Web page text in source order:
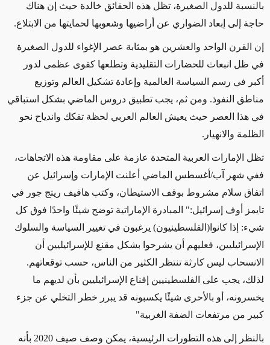
بالنسبة للدول الصغيرة، تظل هذه الحقائق خالدة حيث إن هناك
حاجة إلى إبعاد الضواري عن أراضيها وشعوبها لحمايتها من الابتلاع.
إن القرن الواحد والعشرين هو بمثابة عصر الإغواء للدول الصغيرة
في ظل انبعاث للحضارات التقليدية وتطلعها كقوى عظمى لدور
أكبر في رسم السياسة العالمية وإعادة تشكيل العالم وتوزيع
مناطق النفوذ. ومن ثم، يجب تطبيق دروس الماضي بشكل استباقي
في هذا العصر حيث يعيش العالم العربي لحظة تفكك واندياح نحو
الظلمة والانهيار.
تظل الإمارات العربية المتحدة عازمة على مقاومة هذه الاتجاهات،
ففي شهر آب/ أغسطس الماضي أعلنت الإمارات وإسرائيل عن
اتفاق سلام مشروط بوقف الاستيطان، وكتب هافيف ريتج جور في
تايمز أوف إسرائيل:" المبادرة الإماراتية توضح شيئًا واحدًا فوق كل
شيء: إذا كانوا(الفلسطينيون) يرغبون في تغيير السياسة والسلوك
الإسرائيليين، فعليهم أن يشرحوا بشكل مقنع للإسرائيليين أن
الانسحاب ليس كارثة تنتظر الكثير من الناس، حسب توقعاتهم.
لذلك، يجب على الفلسطينيين إقناع الإسرائيليين بأن لديهم ما
يخسرونه، أو بالأحرى شيئًا يكسبونه قد يبرر خطر التخلي عن جزء
كبير من مرتفعات الضفة الغربية"
بالنظر إلى هذه التطورات الرئيسية، يمكن وصف صيف 2020 بأنه